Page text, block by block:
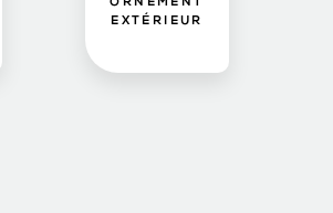
ORNEMENT
EXTÉRIEUR